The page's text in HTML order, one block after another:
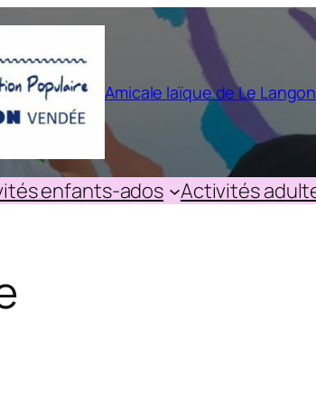
Amicale laïque de Le Langon
enfants-ados Activités